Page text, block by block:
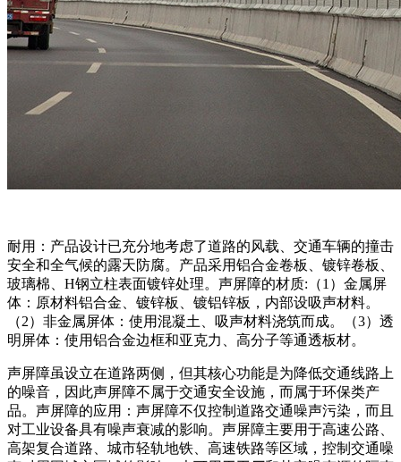
耐用：产品设计已充分地考虑了道路的风载、交通车辆的撞击
安全和全气候的露天防腐。产品采用铝合金卷板、镀锌卷板、
玻璃棉、H钢立柱表面镀锌处理。声屏障的材质:（1）金属屏
体：原材料铝合金、镀锌板、镀铝锌板，内部设吸声材料。
（2）非金属屏体：使用混凝土、吸声材料浇筑而成。（3）透
明屏体：使用铝合金边框和亚克力、高分子等通透板材。
声屏障虽设立在道路两侧，但其核心功能是为降低交通线路上
的噪音，因此声屏障不属于交通安全设施，而属于环保类产
品。声屏障的应用：声屏障不仅控制道路交通噪声污染，而且
对工业设备具有噪声衰减的影响。声屏障主要用于高速公路、
高架复合道路、城市轻轨地铁、高速铁路等区域，控制交通噪